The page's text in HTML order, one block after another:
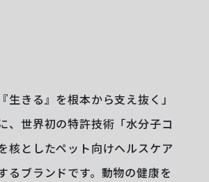
生きる』を根本から支え抜く」
、世界初の特許技術「水分子コ
核としたペット向けヘルスケア
るブランドです。動物の健康を